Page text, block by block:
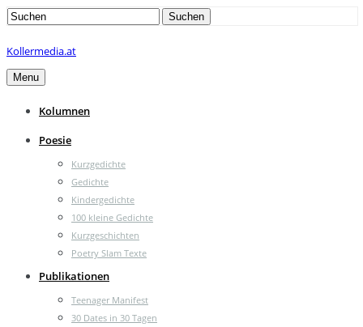
Search
Suchen
Kollermedia.at
Menu
Kolumnen
Poesie
Kurzgedichte
Gedichte
Kindergedichte
100 kleine Gedichte
Kurzgeschichten
Poetry Slam Texte
Publikationen
Teenager Manifest
30 Dates in 30 Tagen